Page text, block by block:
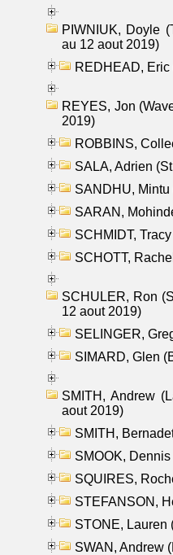
PIWNIUK, Doyle
au 12 aout 2019)
REDHEAD,
REYES, Jon
2019)
ROBBINS,
SALA, Adrien
SANDHU,
SARAN,
SCHMIDT,
SCHOTT,
SCHULER, Ron
12 aout 2019)
SELINGER,
SIMARD, Glen
SMITH, Andrew
aout 2019)
SMITH,
SMOOK,
SQUIRES,
STEFANSON,
STONE, Lauren
SWAN, Andrew